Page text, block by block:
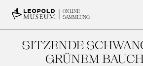
ONLINE
SAMMLUNG
SITZENDE
GRÜNEM BAUCH